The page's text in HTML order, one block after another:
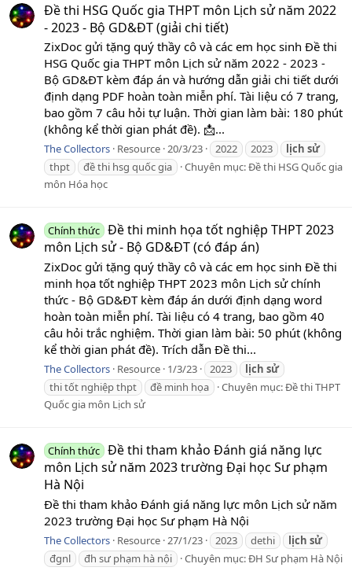
Đề thi HSG Quốc gia THPT môn Lịch sử năm 2022
- 2023 - Bộ GD&ĐT (giải chi tiết)
ZixDoc gửi tặng quý thầy cô và các em học sinh Đề thi
HSG Quốc gia THPT môn Lịch sử năm 2022 - 2023 -
Bộ GD&ĐT kèm đáp án và hướng dẫn giải chi tiết dưới
định dạng PDF hoàn toàn miễn phí. Tài liệu có 7 trang,
bao gồm 7 câu hỏi tự luận. Thời gian làm bài: 180 phút
(không kể thời gian phát đề). 📩...
The Collectors Resource 20/3/23 2022 2023 lịch sử
thpt
đề thi hsg quốc gia Chuyên mục:Đề thi HSG Quốc gia
môn Hóa học
Chính thức Đề thi minh họa tốt nghiệp THPT 2023
môn Lịch sử - Bộ GD&ĐT (có đáp án)
ZixDoc gửi tặng quý thầy cô và các em học sinh Đề thi
minh họa tốt nghiệp THPT 2023 môn Lịch sử chính
thức - Bộ GD&ĐT kèm đáp án dưới định dạng word
hoàn toàn miễn phí. Tài liệu có 4 trang, bao gồm 40
câu hỏi trắc nghiệm. Thời gian làm bài: 50 phút (không
kể thời gian phát đề). Trích dẫn Đề thi...
The Collectors Resource 1/3/23 2023 lịch sử
thi tốt nghiệp thpt
đề minh họa Chuyên mục:Đề thi THPT
Quốc gia môn Lịch sử
Chính thức Đề thi tham khảo Đánh giá năng lực
môn Lịch sử năm 2023 trường Đại học Sư phạm
Hà Nội
Đề thi tham khảo Đánh giá năng lực môn Lịch sử năm
2023 trường Đại học Sư phạm Hà Nội
The Collectors Resource 27/1/23 2023 dethi lịch sử
đgnl
đh sư phạm hà nội Chuyên mục:ĐH Sư phạm Hà Nội